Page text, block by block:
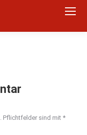
Pflichtfelder sind mit *